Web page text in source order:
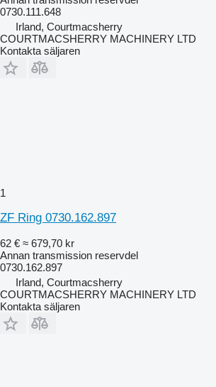
0730.111.648
Irland, Courtmacsherry
COURTMACSHERRY MACHINERY LTD
Kontakta säljaren
1
ZF Ring 0730.162.897
62 € ≈ 679,70 kr
Annan transmission reservdel
0730.162.897
Irland, Courtmacsherry
COURTMACSHERRY MACHINERY LTD
Kontakta säljaren